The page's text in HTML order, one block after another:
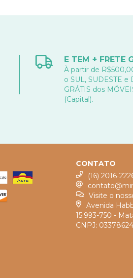
E TEM + FRETE
À partir de
o SUL, SUDESTE
GRÁTIS dos
(Capital).
CONTATO
(16) 2016-
Visite o
Avenida
15.993-750 -
CNPJ: